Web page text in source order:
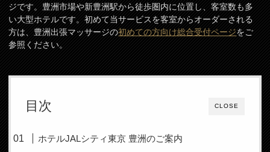
ジです。豊洲市場や新豊洲駅から徒歩圏内に位置し、客室数も多
い大型ホテルです。初めて当サービスを客室からオーダーされる
方は、豊洲出張マッサージの初めての方向け総合受付ページをご
参照ください。
CLOSE
目次
ホテルJALシティ東京 豊洲のご案内